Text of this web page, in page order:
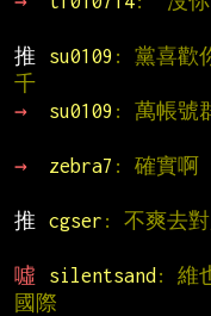
推
su0109 : 黨喜歡
千
→
su0109 : 萬帳號
→
zebra7 : 確實啊
推
cgser : 不爽去對
噓
silentsand : 維
國際